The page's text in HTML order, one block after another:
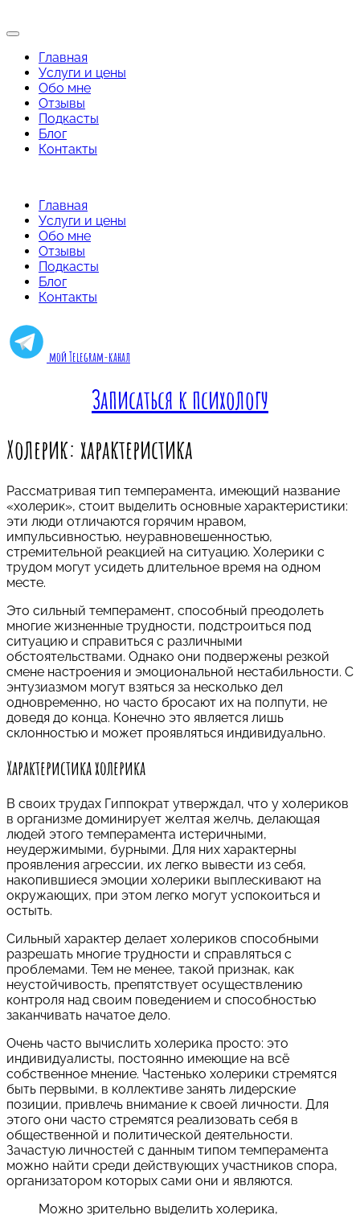
Главная
Услуги и цены
Обо мне
Отзывы
Подкасты
Блог
Контакты
Главная
Услуги и цены
Обо мне
Отзывы
Подкасты
Блог
Контакты
мой Telegram-канал
Записаться к психологу
Холерик: характеристика
Рассматривая тип темперамента, имеющий название
«холерик», стоит выделить основные характеристики:
эти люди отличаются горячим нравом,
импульсивностью, неуравновешенностью,
стремительной реакцией на ситуацию. Холерики с
трудом могут усидеть длительное время на одном
месте.
Это сильный темперамент, способный преодолеть
многие жизненные трудности, подстроиться под
ситуацию и справиться с различными
обстоятельствами. Однако они подвержены резкой
смене настроения и эмоциональной нестабильности. С
энтузиазмом могут взяться за несколько дел
одновременно, но часто бросают их на полпути, не
доведя до конца. Конечно это является лишь
склонностью и может проявляться индивидуально.
Характеристика холерика
В своих трудах Гиппократ утверждал, что у холериков
в организме доминирует желтая желчь, делающая
людей этого темперамента истеричными,
неудержимыми, бурными. Для них характерны
проявления агрессии, их легко вывести из себя,
накопившиеся эмоции холерики выплескивают на
окружающих, при этом легко могут успокоиться и
остыть.
Сильный характер делает холериков способными
разрешать многие трудности и справляться с
проблемами. Тем не менее, такой признак, как
неустойчивость, препятствует осуществлению
контроля над своим поведением и способностью
заканчивать начатое дело.
Очень часто вычислить холерика просто: это
индивидуалисты, постоянно имеющие на всё
собственное мнение. Частенько холерики стремятся
быть первыми, в коллективе занять лидерские
позиции, привлечь внимание к своей личности. Для
этого они часто стремятся реализовать себя в
общественной и политической деятельности.
Зачастую личностей с данным типом темперамента
можно найти среди действующих участников спора,
организатором которых сами они и являются.
Можно зрительно выделить холерика,